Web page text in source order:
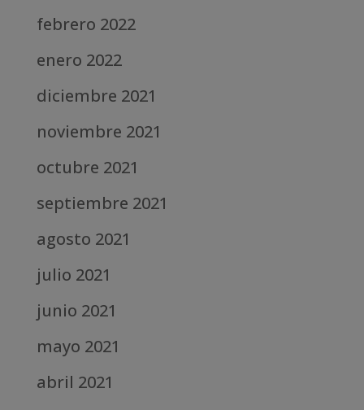
febrero 2022
enero 2022
diciembre 2021
noviembre 2021
octubre 2021
septiembre 2021
agosto 2021
julio 2021
junio 2021
mayo 2021
abril 2021